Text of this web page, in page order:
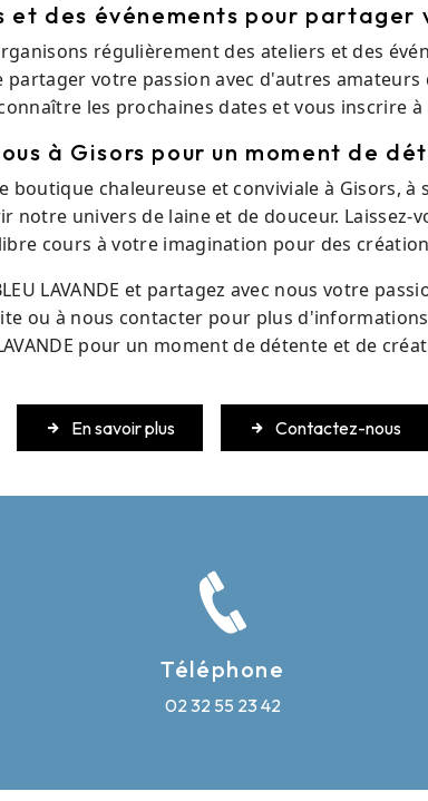
et des événements pour partager
organisons régulièrement des ateliers et des
votre passion avec d'autres amateurs
les prochaines dates et vous inscrire
à Gisors pour un moment de
boutique chaleureuse et conviviale à Gisors,
notre univers de laine et de douceur. Laissez-
cours à votre imagination pour des
LAVANDE et partagez avec nous votre
ou à nous contacter pour plus
pour un moment de détente et de
En savoir plus Contactez-nous
Téléphone
02 32 55 23 42